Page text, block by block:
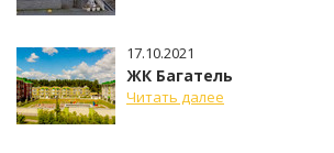
17.10.2021
ЖК Багатель
Читать далее